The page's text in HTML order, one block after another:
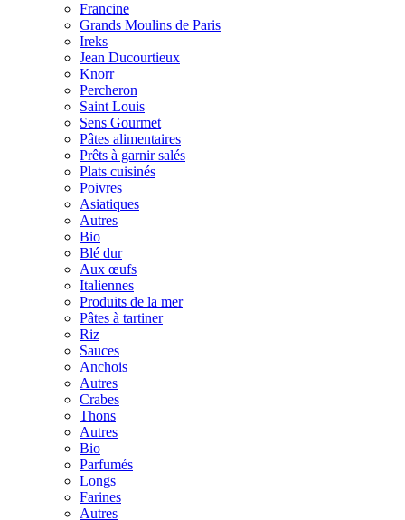
Francine
Grands Moulins de Paris
Ireks
Jean Ducourtieux
Knorr
Percheron
Saint Louis
Sens Gourmet
Pâtes alimentaires
Prêts à garnir salés
Plats cuisinés
Poivres
Asiatiques
Autres
Bio
Blé dur
Aux œufs
Italiennes
Produits de la mer
Pâtes à tartiner
Riz
Sauces
Anchois
Autres
Crabes
Thons
Autres
Bio
Parfumés
Longs
Farines
Autres